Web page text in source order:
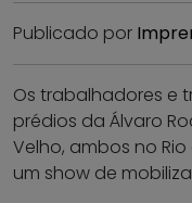
Publicado por
Os trabalhadores e
prédios da Álvaro
Velho, ambos no
um show de